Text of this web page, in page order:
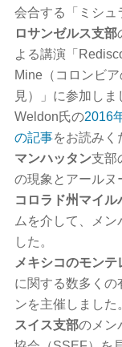
会合する「ミシュ
ロサンゼルス支部
よる講演「
Mine（コロンビ
見）」に参加しま
Weldon氏の2016
の記事をお読みく
マンハッタン支部
の現象とアールヌ
コロラド州マイル
ムを介して、メ
した。
メキシコのモンテ
に関する数多くの
ンを主催しました
スイス支部のメン